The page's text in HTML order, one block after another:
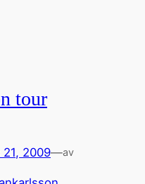
tour
2009—av